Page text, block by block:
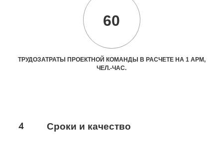
60
ТРУДОЗАТРАТЫ ПРОЕКТНОЙ КОМАНДЫ В РАСЧЕТЕ НА 1 АРМ,
ЧЕЛ.-ЧАС.
4 Сроки и качество